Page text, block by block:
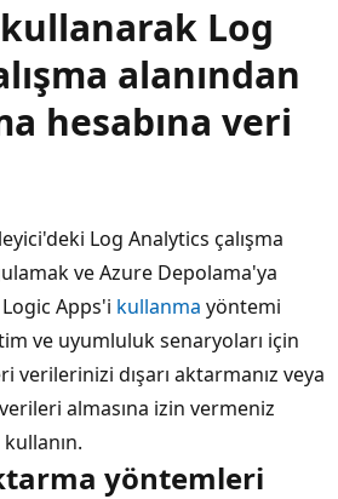
Log
alanından
hesabına veri
Log Analytics çalışma
ve Azure Depolama'ya
Apps'i kullanma yöntemi
ve uyumluluk senaryoları için
verilerinizi dışarı aktarmanız veya
almasına izin vermeniz
yöntemleri